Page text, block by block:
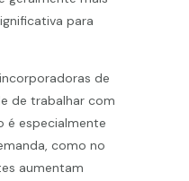
para
de
de trabalhar com
é especialmente
como no
aumentam